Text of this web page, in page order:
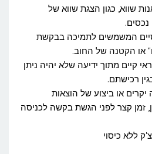
שווא, כגון הצגת שווא של
נכסים.
המשמשים לתמיכה בבקשת
או הקטנה של החוב.
קיים מתוך ידיעה שלא יהיה ניתן
רכישתם.
יקרים או ביצוע של הוצאות
זמן קצר לפני הגשת בקשה לכניסה
ללא כיסוי